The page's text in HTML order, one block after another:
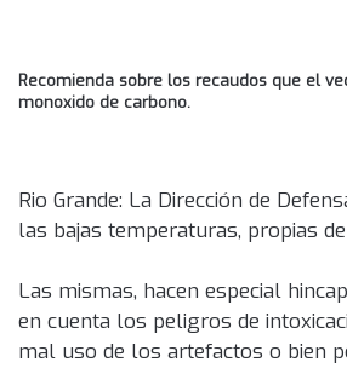
Recomienda sobre los recaudos que el
monoxido de carbono.
Rio Grande: La Dirección de
las bajas temperaturas, propias
Las mismas, hacen especial
en cuenta los peligros de
mal uso de los artefactos o bien